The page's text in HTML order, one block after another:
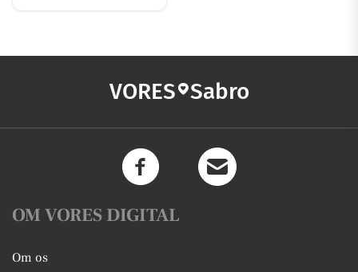
VORES Sabro
OM VORES DIGITAL
Om os